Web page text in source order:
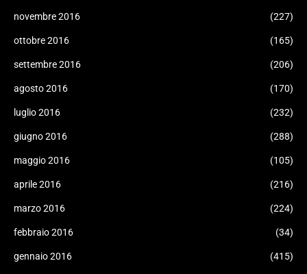
novembre 2016 (227)
ottobre 2016 (165)
settembre 2016 (206)
agosto 2016 (170)
luglio 2016 (232)
giugno 2016 (288)
maggio 2016 (105)
aprile 2016 (216)
marzo 2016 (224)
febbraio 2016 (34)
gennaio 2016 (415)